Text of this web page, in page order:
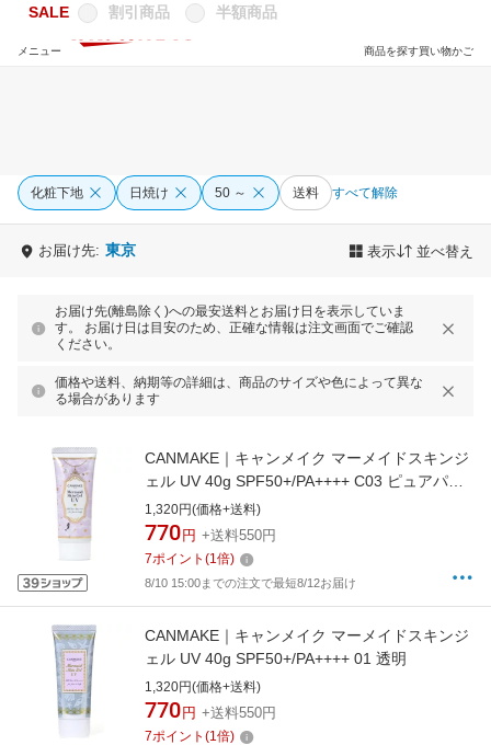
買い物かご
商品を探す
メニュー
SALE 割引商品 半額商品
化粧下地 日焼け 50 ～ 送料 すべて解除
お届け先: 東京 表示 並べ替え
お届け先(離島除く)への最安送料とお届け日を表示していま
す。 お届け日は目安のため、正確な情報は注文画面でご確認
ください。
価格や送料、納期等の詳細は、商品のサイズや色によって異な
る場合があります
CANMAKE｜キャンメイク マーメイドスキンジ
ェル UV 40g SPF50+/PA++++ C03 ピュアパー
プル
1,320円(価格+送料)
770 円 +送料550円
7ポイント (1倍)
8/10 15:00までの注文で最短8/12お届け
CANMAKE｜キャンメイク マーメイドスキンジ
ェル UV 40g SPF50+/PA++++ 01 透明
1,320円(価格+送料)
770 円 +送料550円
7ポイント (1倍)